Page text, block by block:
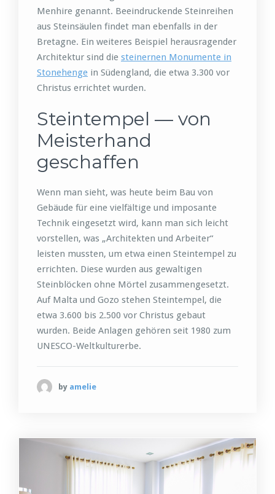
Menhire genannt. Beeindruckende Steinreihen
aus Steinsäulen findet man ebenfalls in der
Bretagne. Ein weiteres Beispiel herausragender
Architektur sind die steinernen Monumente in
Stonehenge in Südengland, die etwa 3.300 vor
Christus errichtet wurden.
Steintempel — von
Meisterhand
geschaffen
Wenn man sieht, was heute beim Bau von
Gebäude für eine vielfältige und imposante
Technik eingesetzt wird, kann man sich leicht
vorstellen, was „Architekten und Arbeiter“
leisten mussten, um etwa einen Steintempel zu
errichten. Diese wurden aus gewaltigen
Steinblöcken ohne Mörtel zusammengesetzt.
Auf Malta und Gozo stehen Steintempel, die
etwa 3.600 bis 2.500 vor Christus gebaut
wurden. Beide Anlagen gehören seit 1980 zum
UNESCO-Weltkulturerbe.
by amelie